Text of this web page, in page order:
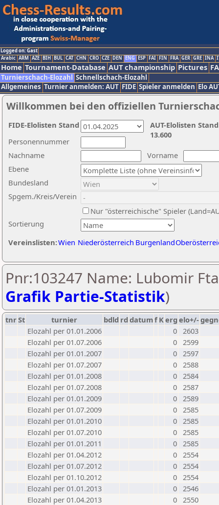
Logged on: Gast
Arabic ARM AZE BIH BUL CAT CHN CRO CZE DEN ENG ESP FAI FIN FRA GER GRE INA
Home Tournament-Database AUT championship Pictures
Turnierschach-Elozahl Schnellschach-Elozahl
Allgemeines Turnier anmelden: AUT FIDE Spieler anmelden Elo
Willkommen bei den offiziellen
Nachname
Vorname
Ebene
Sortierung
Personennummer
Bundesland
Spgem./Kreis/Verein
Nur "österreichische" Spieler
Vereinslisten:Wien Niederösterreich Burgenland
AUT-Elolisten
13.600
FIDE-Elolisten Stand
Pnr:103247 Name: Lubomir
Grafik Partie-Statistik)
tnrSt turnier bdld rd datumf Kerg elo+/-
Elozahl per 01.01.2006
0 2603
Elozahl per 01.07.2006
0 2599
Elozahl per 01.01.2007
0 2597
Elozahl per 01.07.2007
0 2588
Elozahl per 01.01.2008
0 2584
Elozahl per 01.07.2008
0 2587
Elozahl per 01.01.2009
0 2589
Elozahl per 01.07.2009
0 2585
Elozahl per 01.01.2010
0 2585
Elozahl per 01.07.2010
0 2585
Elozahl per 01.01.2011
0 2585
Elozahl per 01.04.2012
0 2554
Elozahl per 01.07.2012
0 2554
Elozahl per 01.10.2012
0 2554
Elozahl per 01.01.2013
0 2546
Elozahl per 01.04.2013
0 2550